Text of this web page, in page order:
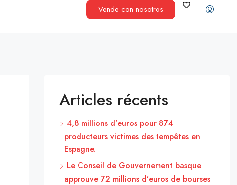
Vende con nosotros
Articles récents
4,8 millions d’euros pour 874
producteurs victimes des tempêtes en
Espagne.
Le Conseil de Gouvernement basque
approuve 72 millions d’euros de bourses